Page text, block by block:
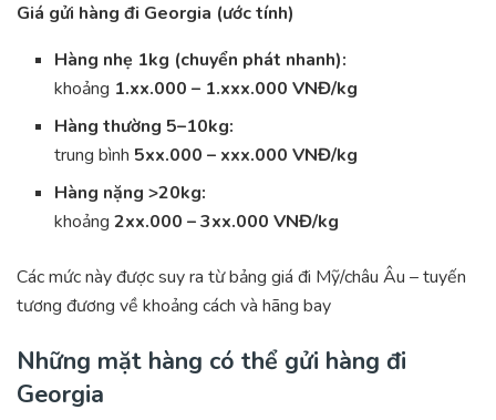
Giá gửi hàng đi Georgia (ước tính)
Hàng nhẹ 1kg (chuyển phát nhanh):
khoảng 1.xx.000 – 1.xxx.000 VNĐ/kg
Hàng thường 5–10kg:
trung bình 5xx.000 – xxx.000 VNĐ/kg
Hàng nặng >20kg:
khoảng2xx.000 – 3xx.000 VNĐ/kg
Các mức này được suy ra từ bảng giá đi Mỹ/châu Âu – tuyến
tương đương về khoảng cách và hãng bay
Những mặt hàng có thể gửi hàng đi
Georgia